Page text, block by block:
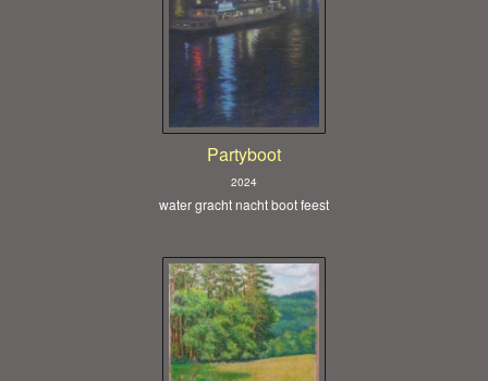
Partyboot
2024
water gracht nacht boot feest